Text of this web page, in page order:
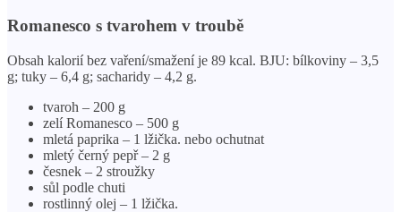
Romanesco s tvarohem v troubě
Obsah kalorií bez vaření/smažení je 89 kcal. BJU: bílkoviny – 3,5
g; tuky – 6,4 g; sacharidy – 4,2 g.
tvaroh – 200 g
zelí Romanesco – 500 g
mletá paprika – 1 lžička. nebo ochutnat
mletý černý pepř – 2 g
česnek – 2 stroužky
sůl podle chuti
rostlinný olej – 1 lžička.